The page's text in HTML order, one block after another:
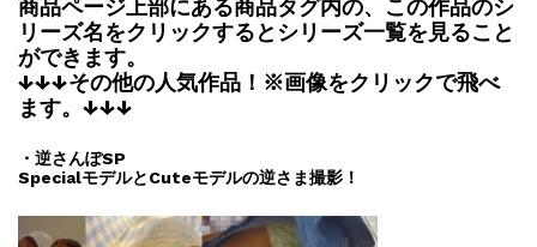
商品ページ上部にある商品タグ内の、この作品のシ
リーズ名をクリックするとシリーズ一覧を見ること
ができます。
↓↓↓その他の人気作品！※画像をクリックで飛べ
ます。↓↓↓
・逆さんぽSP
SpecialモデルとCuteモデルの逆さま撮影！